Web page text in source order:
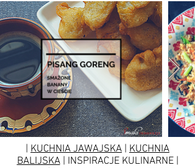
| KUCHNIA JAWAJSKA | KUCHNIA
BALIJSKA| INSPIRACJE KULINARNE |